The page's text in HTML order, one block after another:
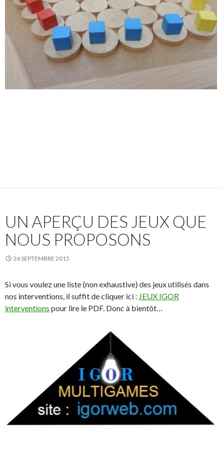
UN APERÇU DES JEUX QUE
NOUS PROPOSONS
26 SEPTEMBRE 2015
Si vous voulez une liste (non exhaustive) des jeux utilisés dans
nos interventions, il suffit de cliquer ici : JEUX IGOR
interventions pour lire le PDF. Donc à bientôt…